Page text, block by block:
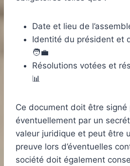
Date et lieu de
Identité du président et
🧑‍💼
Résolutions votées et
📊
Ce document doit être
éventuellement par un
valeur juridique et peut être
preuve lors d’éventuelles
société doit également